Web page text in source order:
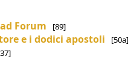
Forum [89]
e i dodici apostoli [50a]